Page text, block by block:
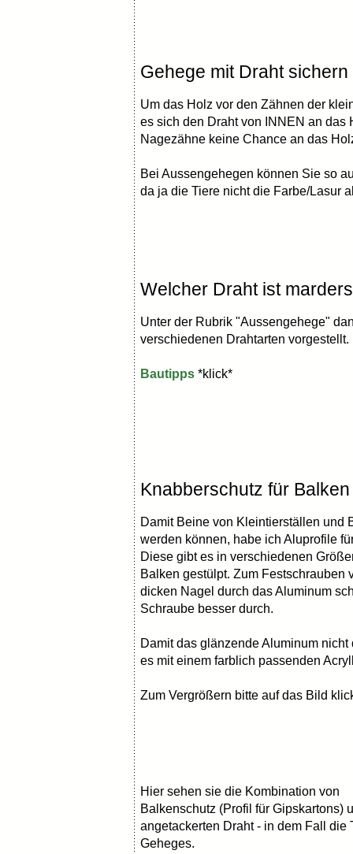
Gehege mit Draht sichern
Um das Holz vor den Zähnen der
es sich den Draht von INNEN an das
Nagezähne keine Chance an das
Bei Aussengehegen können Sie so
da ja die Tiere nicht die Farbe/Lasur
Welcher Draht ist
Unter der Rubrik "Aussengehege"
verschiedenen Drahtarten vorgestellt.
Bautipps *klick*
Knabberschutz für
Damit Beine von Kleintierställen und
werden können, habe ich Aluprofile
Diese gibt es in verschiedenen
Balken gestülpt. Zum Festschrauben
dicken Nagel durch das Aluminum
Schraube besser durch.
Damit das glänzende Aluminum
es mit einem farblich passenden
Zum Vergrößern bitte auf das Bild
Hier sehen sie die Kombination von
Balkenschutz (Profil für Gipskartons)
angetackerten Draht - in dem Fall die
Geheges.